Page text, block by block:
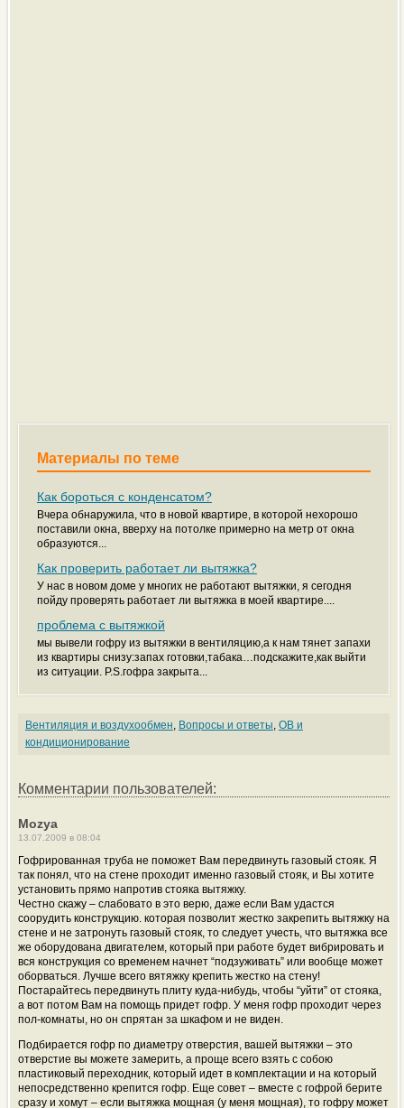
Материалы по теме
Как бороться с конденсатом?
Вчера обнаружила, что в новой квартире, в которой нехорошо
поставили окна, вверху на потолке примерно на метр от окна
образуются...
Как проверить работает ли вытяжка?
У нас в новом доме у многих не работают вытяжки, я сегодня
пойду проверять работает ли вытяжка в моей квартире....
проблема с вытяжкой
мы вывели гофру из вытяжки в вентиляцию,а к нам тянет запахи
из квартиры снизу:запах готовки,табака…подскажите,как выйти
из ситуации. P.S.гофра закрыта...
Вентиляция и воздухообмен, Вопросы и ответы, ОВ и
кондиционирование
Комментарии пользователей:
Mozya
13.07.2009 в 08:04
Гофрированная труба не поможет Вам передвинуть газовый стояк. Я
так понял, что на стене проходит именно газовый стояк, и Вы хотите
установить прямо напротив стояка вытяжку.
Честно скажу – слабовато в это верю, даже если Вам удастся
соорудить конструкцию. которая позволит жестко закрепить вытяжку на
стене и не затронуть газовый стояк, то следует учесть, что вытяжка все
же оборудована двигателем, который при работе будет вибрировать и
вся конструкция со временем начнет “подзуживать” или вообще может
оборваться. Лучше всего вятяжку крепить жестко на стену!
Постарайтесь передвинуть плиту куда-нибудь, чтобы “уйти” от стояка,
а вот потом Вам на помощь придет гофр. У меня гофр проходит через
пол-комнаты, но он спрятан за шкафом и не виден.
Подбирается гофр по диаметру отверстия, вашей вытяжки – это
отверстие вы можете замерить, а проще всего взять с собою
пластиковый переходник, который идет в комплектации и на который
непосредственно крепится гофр. Еще совет – вместе с гофрой берите
сразу и хомут – если вытяжка мощная (у меня мощная), то гофру может